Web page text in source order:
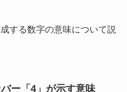
する数字の意味について説
ー「4」が示す意味